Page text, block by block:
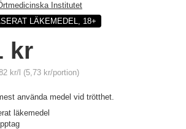
Institutet
LÄKEMEDEL, 18+
kr
kr/l (5,73 kr/portion)
använda medel vid trötthet.
läkemedel